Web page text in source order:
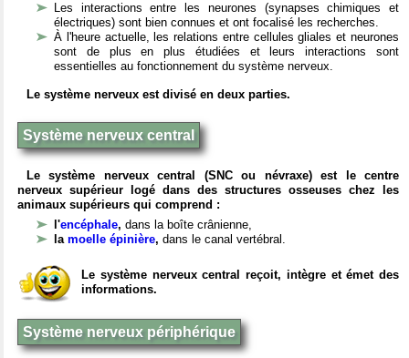
Les interactions entre les neurones (synapses chimiques et
électriques) sont bien connues et ont focalisé les recherches.
À l'heure actuelle, les relations entre cellules gliales et neurones
sont de plus en plus étudiées et leurs interactions sont
essentielles au fonctionnement du système nerveux.
Le système nerveux est divisé en deux parties.
Système nerveux central
Le système nerveux central (SNC ou névraxe) est le centre
nerveux supérieur logé dans des structures osseuses chez les
animaux supérieurs qui comprend :
l'encéphale, dans la boîte crânienne,
la moelle épinière, dans le canal vertébral.
Le système nerveux central reçoit, intègre et émet des
informations.
Système nerveux périphérique